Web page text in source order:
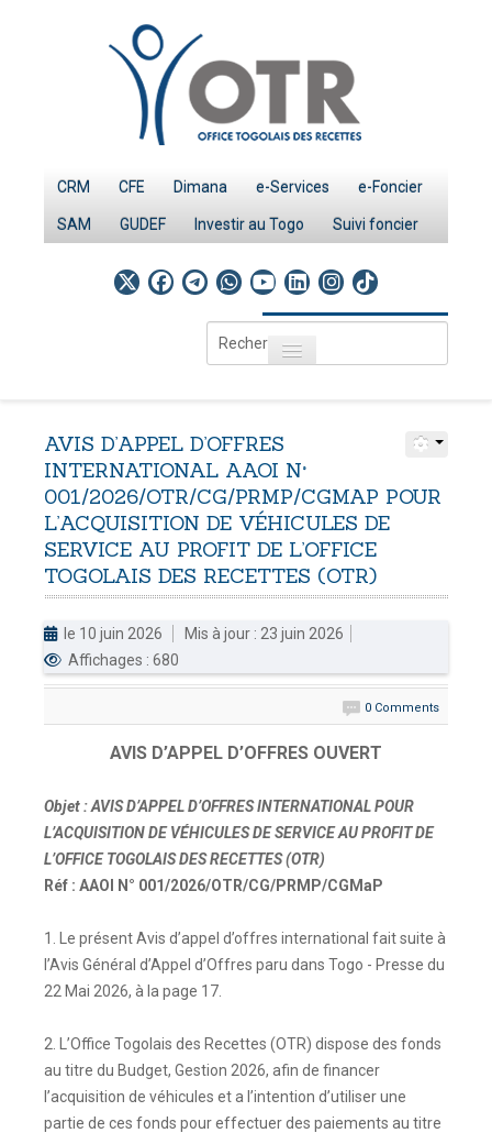
CRM CFE Dimana e-Services e-Foncier
SAM GUDEF Investir au Togo Suivi foncier
Rechercher
Toggle navigation
IMPÔTS
Le système fiscal
DOUANES
Douane Togolaise
Conserv. Foncière
ACTUALITES
Toute l'actualité!
CONTACT
Contactez OTR
AVIS D’APPEL D’OFFRES
INTERNATIONAL AAOI N°
001/2026/OTR/CG/PRMP/CGMAP POUR
L’ACQUISITION DE VÉHICULES DE
SERVICE AU PROFIT DE L’OFFICE
TOGOLAIS DES RECETTES (OTR)
le 10 juin 2026
Mis à jour : 23 juin 2026
Affichages : 680
0 Comments
AVIS D’APPEL D’OFFRES OUVERT
Objet : AVIS D’APPEL D’OFFRES INTERNATIONAL POUR
L’ACQUISITION DE VÉHICULES DE SERVICE AU PROFIT DE
L’OFFICE TOGOLAIS DES RECETTES (OTR)
Réf : AAOI N° 001/2026/OTR/CG/PRMP/CGMaP
1. Le présent Avis d’appel d’offres international fait suite à
l’Avis Général d’Appel d’Offres paru dans Togo - Presse du
22 Mai 2026, à la page 17.
2. L’Office Togolais des Recettes (OTR) dispose des fonds
au titre du Budget, Gestion 2026, afin de financer
l’acquisition de véhicules et a l’intention d’utiliser une
partie de ces fonds pour effectuer des paiements au titre